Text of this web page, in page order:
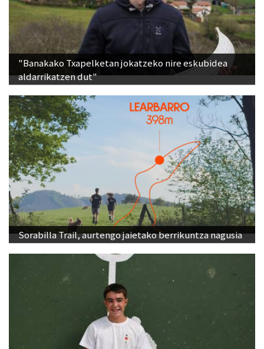
"Banakako Txapelketan jokatzeko nire eskubidea
aldarrikatzen dut"
Sorabilla Trail, aurtengo jaietako berrikuntza nagusia